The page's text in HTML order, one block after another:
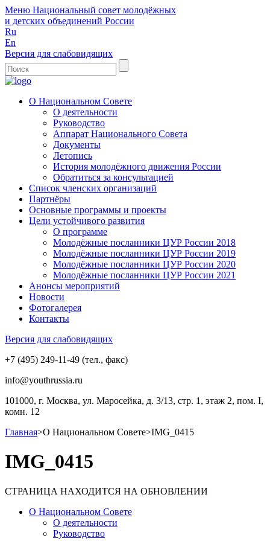
Меню Национальный совет молодёжных
и детских объединений России
Ru
En
Версия для слабовидящих
О Национальном Совете
О деятельности
Руководство
Аппарат Национального Совета
Документы
Летопись
История молодёжного движения России
Обратиться за консультацией
Список членских организаций
Партнёры
Основные программы и проекты
Цели устойчивого развития
О программе
Молодёжные посланники ЦУР России 2018
Молодёжные посланники ЦУР России 2019
Молодёжные посланники ЦУР России 2020
Молодёжные посланники ЦУР России 2021
Анонсы мероприятий
Новости
Фотогалерея
Контакты
Версия для слабовидящих
+7 (495) 249-11-49 (тел., факс)
info@youthrussia.ru
101000, г. Москва, ул. Маросейка, д. 3/13, стр. 1, этаж 2, пом. I,
комн. 12
Главная>О Национальном Совете>IMG_0415
IMG_0415
СТРАНИЦА НАХОДИТСЯ НА ОБНОВЛЕНИИ
О Национальном Совете
О деятельности
Руководство